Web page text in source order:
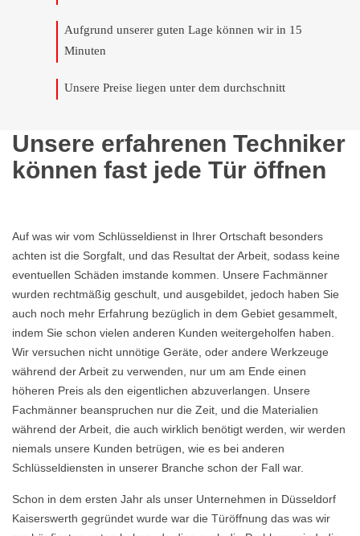
Aufgrund unserer guten Lage können wir in 15
Minuten
Unsere Preise liegen unter dem durchschnitt
Unsere erfahrenen Techniker
können fast jede Tür öffnen
Auf was wir vom Schlüsseldienst in Ihrer Ortschaft besonders
achten ist die Sorgfalt, und das Resultat der Arbeit, sodass keine
eventuellen Schäden imstande kommen. Unsere Fachmänner
wurden rechtmäßig geschult, und ausgebildet, jedoch haben Sie
auch noch mehr Erfahrung bezüglich in dem Gebiet gesammelt,
indem Sie schon vielen anderen Kunden weitergeholfen haben.
Wir versuchen nicht unnötige Geräte, oder andere Werkzeuge
während der Arbeit zu verwenden, nur um am Ende einen
höheren Preis als den eigentlichen abzuverlangen. Unsere
Fachmänner beanspruchen nur die Zeit, und die Materialien
während der Arbeit, die auch wirklich benötigt werden, wir werden
niemals unsere Kunden betrügen, wie es bei anderen
Schlüsseldiensten in unserer Branche schon der Fall war.
Schon in dem ersten Jahr als unser Unternehmen in Düsseldorf
Kaiserswerth gegründet wurde war die Türöffnung das was wir